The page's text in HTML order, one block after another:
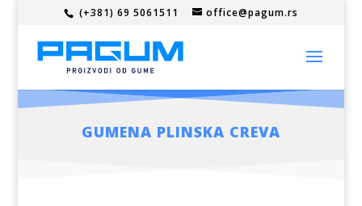
(+381) 69 5061511 office@pagum.rs
GUMENA PLINSKA CREVA